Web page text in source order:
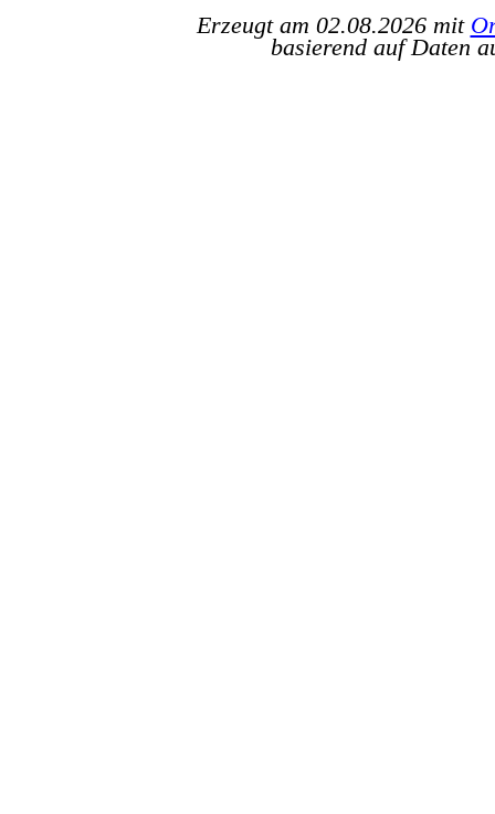
Erzeugt am 02.08.2026 mit
basierend auf Daten